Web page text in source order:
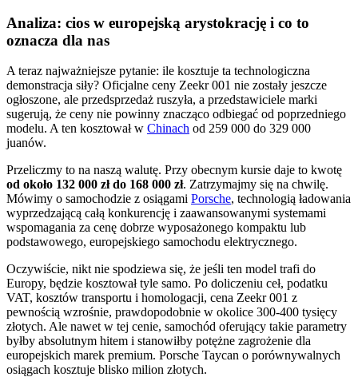
Analiza: cios w europejską arystokrację i co to
oznacza dla nas
A teraz najważniejsze pytanie: ile kosztuje ta technologiczna
demonstracja siły? Oficjalne ceny Zeekr 001 nie zostały jeszcze
ogłoszone, ale przedsprzedaż ruszyła, a przedstawiciele marki
sugerują, że ceny nie powinny znacząco odbiegać od poprzedniego
modelu. A ten kosztował w Chinach od 259 000 do 329 000
juanów.
Przeliczmy to na naszą walutę. Przy obecnym kursie daje to kwotę
od około 132 000 zł do 168 000 zł. Zatrzymajmy się na chwilę.
Mówimy o samochodzie z osiągami Porsche, technologią ładowania
wyprzedzającą całą konkurencję i zaawansowanymi systemami
wspomagania za cenę dobrze wyposażonego kompaktu lub
podstawowego, europejskiego samochodu elektrycznego.
Oczywiście, nikt nie spodziewa się, że jeśli ten model trafi do
Europy, będzie kosztował tyle samo. Po doliczeniu ceł, podatku
VAT, kosztów transportu i homologacji, cena Zeekr 001 z
pewnością wzrośnie, prawdopodobnie w okolice 300-400 tysięcy
złotych. Ale nawet w tej cenie, samochód oferujący takie parametry
byłby absolutnym hitem i stanowiłby potężne zagrożenie dla
europejskich marek premium. Porsche Taycan o porównywalnych
osiągach kosztuje blisko milion złotych.